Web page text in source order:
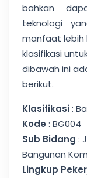
bahkan
teknologi
manfaat lebih
klasifikasi
dibawah ini
berikut.
Klasifikasi:
Kode : BG004
Sub Bidang :
Bangunan
Lingkup